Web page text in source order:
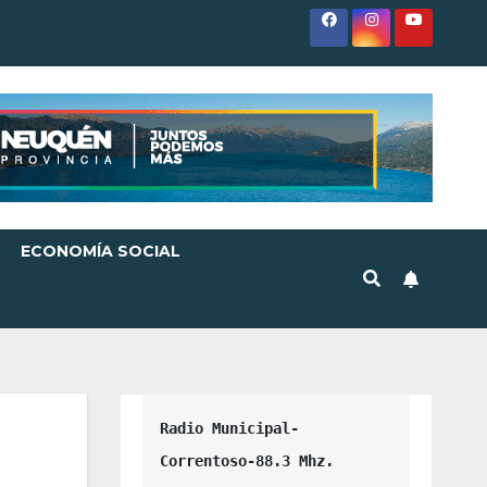
ECONOMÍA SOCIAL
Radio Municipal-
Correntoso-88.3 Mhz.